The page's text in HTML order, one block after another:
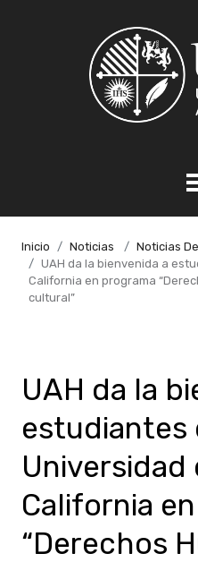
Inicio Noticias
Noticias
UAH da la bienvenida a
California en programa
cultural”
UAH da la
estudiantes
Universidad
California
“Derechos